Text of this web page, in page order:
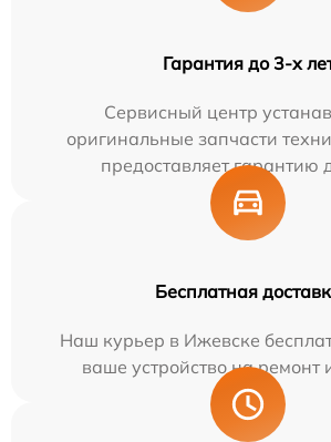
Гарантия до 3-х
Сервисный центр
оригинальные запчасти
предоставляет гарантию
Бесплатная
Наш курьер в Ижевске
ваше устройство на ремонт